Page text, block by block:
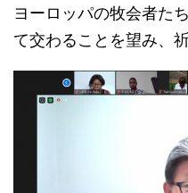
ヨーロッパの牧会者た
て交わることを望み、